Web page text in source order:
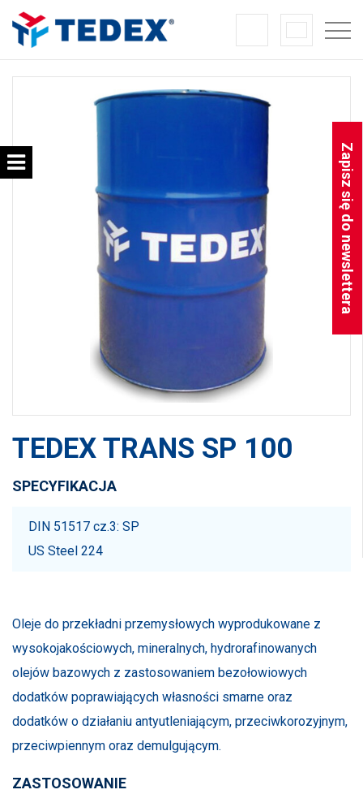
Zapisz się do newslettera
TEDEX TRANS SP 100
SPECYFIKACJA
DIN 51517 cz.3: SP
US Steel 224
Oleje do przekładni przemysłowych wyprodukowane z
wysokojakościowych, mineralnych, hydrorafinowanych
olejów bazowych z zastosowaniem bezołowiowych
dodatków poprawiających własności smarne oraz
dodatków o działaniu antyutleniającym, przeciwkorozyjnym,
przeciwpiennym oraz demulgującym.
ZASTOSOWANIE